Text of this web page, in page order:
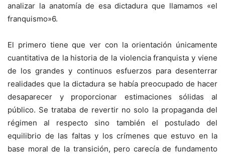
analizar la anatomía de esa dictadura que llamamos «el
franquismo»6.
El primero tiene que ver con la orientación únicamente
cuantitativa de la historia de la violencia franquista y viene
de los grandes y continuos esfuerzos para desenterrar
realidades que la dictadura se había preocupado de hacer
desaparecer y proporcionar estimaciones sólidas al
público. Se trataba de revertir no solo la propaganda del
régimen al respecto sino también el postulado del
equilibrio de las faltas y los crímenes que estuvo en la
base moral de la transición, pero carecía de fundamento